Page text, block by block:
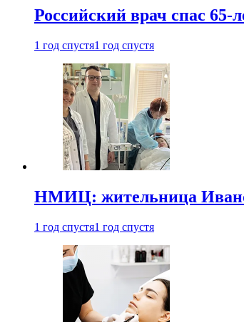
Российский врач спас 65-
1 год спустя1 год спустя
НМИЦ: жительница
1 год спустя1 год спустя